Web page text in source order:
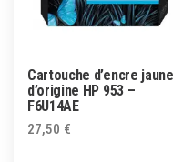
Cartouche d’encre jaune
d’origine HP 953 –
F6U14AE
27,50 €